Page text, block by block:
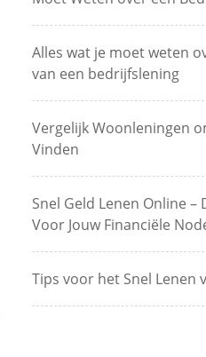
Alles wat je moet weten
van een bedrijfslening
Vergelijk Woonleningen
Vinden
Snel Geld Lenen Online –
Voor Jouw Financiële
Tips voor het Snel Lenen